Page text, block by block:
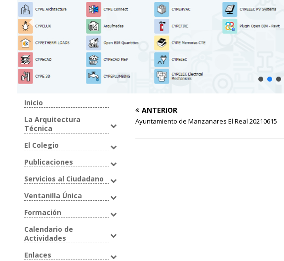
ANTERIOR
Ayuntamiento de Manzanares El Real 20210615
Inicio
La Arquitectura
Técnica
El Colegio
Publicaciones
Servicios al Ciudadano
Ventanilla Única
Formación
Calendario de
Actividades
Enlaces